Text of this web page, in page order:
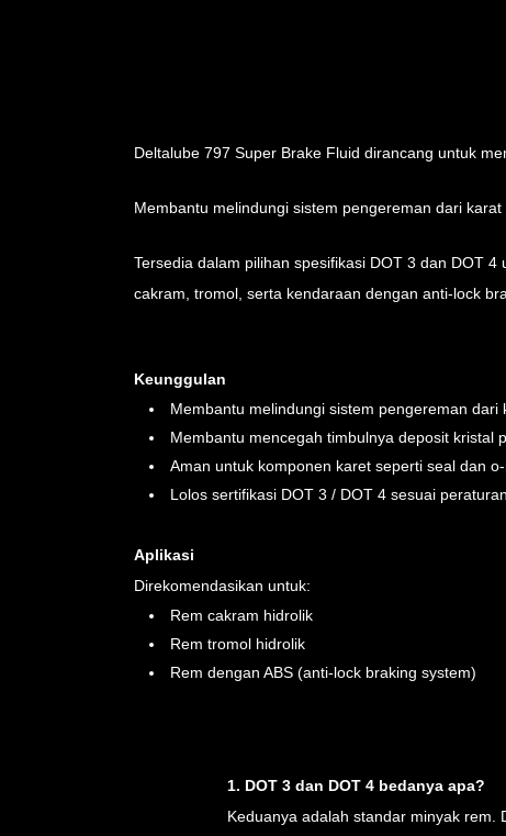
Deltalube 797 Super Brake Fluid dirancang untuk
Membantu melindungi sistem pengereman dari
Tersedia dalam pilihan spesifikasi DOT 3 dan DOT
cakram, tromol, serta kendaraan dengan anti-lock
Keunggulan
Membantu melindungi sistem pengereman dari
Membantu mencegah timbulnya deposit kristal
Aman untuk komponen karet seperti seal dan
Lolos sertifikasi DOT 3 / DOT 4 sesuai
Aplikasi
Direkomendasikan untuk:
Rem cakram hidrolik
Rem tromol hidrolik
Rem dengan ABS (anti-lock braking system)
1. DOT 3 dan DOT 4 bedanya apa?
Keduanya adalah standar minyak rem.